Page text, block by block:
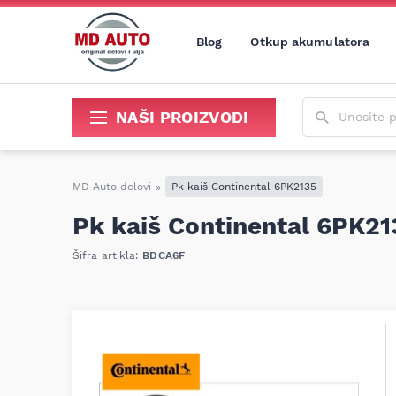
Blog Otkup akumulatora
NAŠI PROIZVODI
MD Auto delovi » Pk kaiš Continental 6PK2135
Pk kaiš Continental
Šifra artikla: BDCA6F